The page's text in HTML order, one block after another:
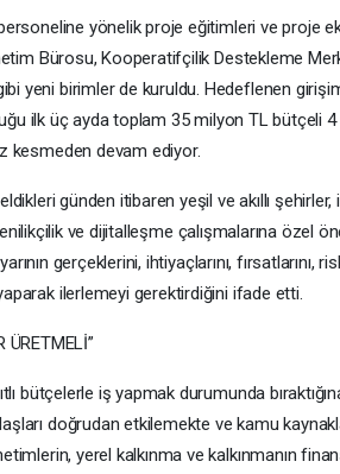
yönelik proje eğitimleri ve proje
Bürosu, Kooperatifçilik Destekleme
yeni birimler de kuruldu. Hedeflenen
ilk üç ayda toplam 35 milyon TL bütçeli
kesmeden devam ediyor.
günden itibaren yeşil ve akıllı
ve dijitalleşme çalışmalarına özel
gerçeklerini, ihtiyaçlarını, fırsatlarını,
ilerlemeyi gerektirdiğini ifade etti.
ÜRETMELİ”
bütçelerle iş yapmak durumunda
doğrudan etkilemekte ve kamu
yerel kalkınma ve kalkınmanın